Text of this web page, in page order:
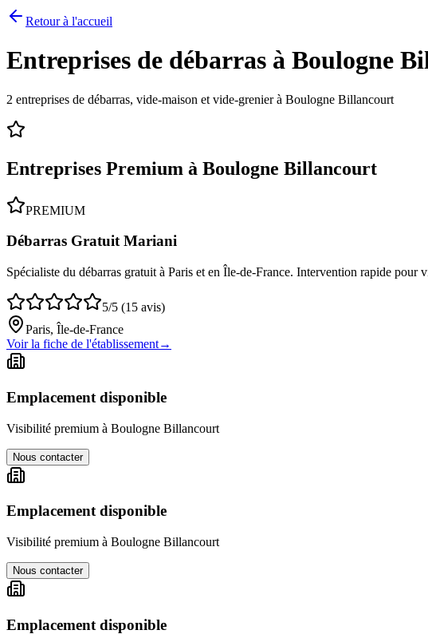
Retour à l'accueil
Entreprises de débarras à Boulogne
2 entreprises de débarras, vide-maison et vide-grenier à Boulogne Billancourt
Entreprises Premium à Boulogne Billancourt
PREMIUM
Débarras Gratuit Mariani
Spécialiste du débarras gratuit à Paris et en Île-de-France. Intervention rapide pour
5/5 (15 avis)
Paris, Île-de-France
Voir la fiche de l'établissement→
Emplacement disponible
Visibilité premium à Boulogne Billancourt
Nous contacter
Emplacement disponible
Visibilité premium à Boulogne Billancourt
Nous contacter
Emplacement disponible